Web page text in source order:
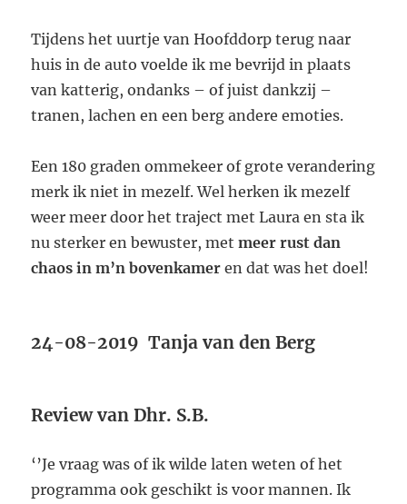
Tijdens het uurtje van Hoofddorp terug naar
huis in de auto voelde ik me bevrijd in plaats
van katterig, ondanks – of juist dankzij –
tranen, lachen en een berg andere emoties.
Een 180 graden ommekeer of grote verandering
merk ik niet in mezelf. Wel herken ik mezelf
weer meer door het traject met Laura en sta ik
nu sterker en bewuster, metmeer rust dan
chaos in m’n bovenkamer en dat was het doel!
24-08-2019Tanja van den Berg
Review van Dhr. S.B.
‘’Je vraag was of ik wilde laten weten of het
programma ook geschikt is voor mannen. Ik